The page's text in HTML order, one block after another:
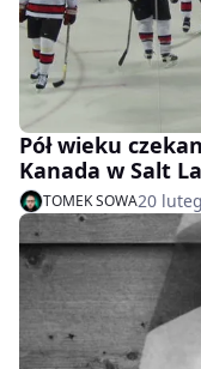
Pół wieku
Kanada w Salt
TOMEK SOWA20